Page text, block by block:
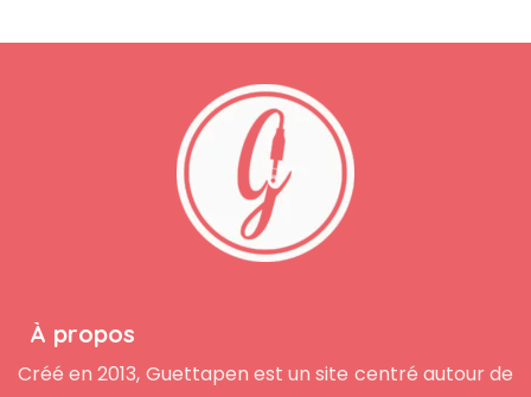
À propos
Créé en 2013, Guettapen est un site centré autour de